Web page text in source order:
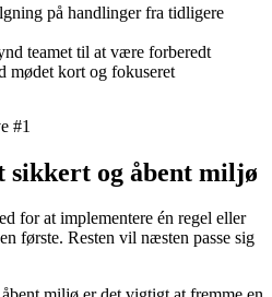
på handlinger fra tidligere
teamet til at være forberedt
mødet kort og fokuseret
#1
sikkert og åbent miljø
for at implementere én regel eller
første. Resten vil næsten passe sig